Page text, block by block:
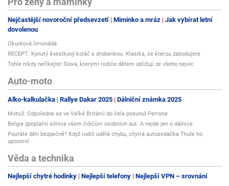
Nejčastější novoroční předsevzetí Miminko a mráz Jak vybírat letní
dovolenou
Okurková limonáda
RECEPT: Kynutý švestkový koláč s drobenkou. Klasika, se kterou zabodujete
Tohle nikdy neříkejte! Slova, kterými rodiče dětem ubližují ze všeho nejvíc
Auto-moto
Alko-kalkulačka Rallye Dakar 2025 Dálniční známka 2025
Moto3: Odpoledne se ve Velké Británii do čela posunul Perrone
Belgie zpoplatní silnice všem řidičům osobních aut. A nejde jen o dálnice
Poutáte děti bezpečně? Když rodič udělá chybu, chytrá autosedačka Thule ho
upozorní
Věda a technika
Nejlepší chytré hodinky Nejlepší telefony Nejlepší VPN – srovnání